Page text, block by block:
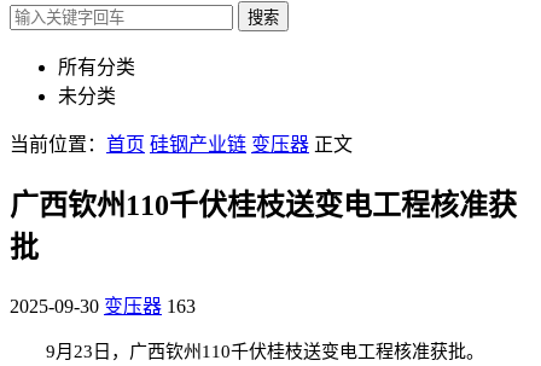
搜索
所有分类
未分类
当前位置： 首页 硅钢产业链 变压器 正文
广西钦州110千伏桂枝送变电工程核准获
批
2025-09-30 变压器 163
9月23日，广西钦州110千伏桂枝送变电工程核准获批。